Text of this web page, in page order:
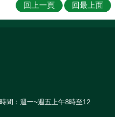
回上一頁 回最上面
間：週一~週五上午8時至12